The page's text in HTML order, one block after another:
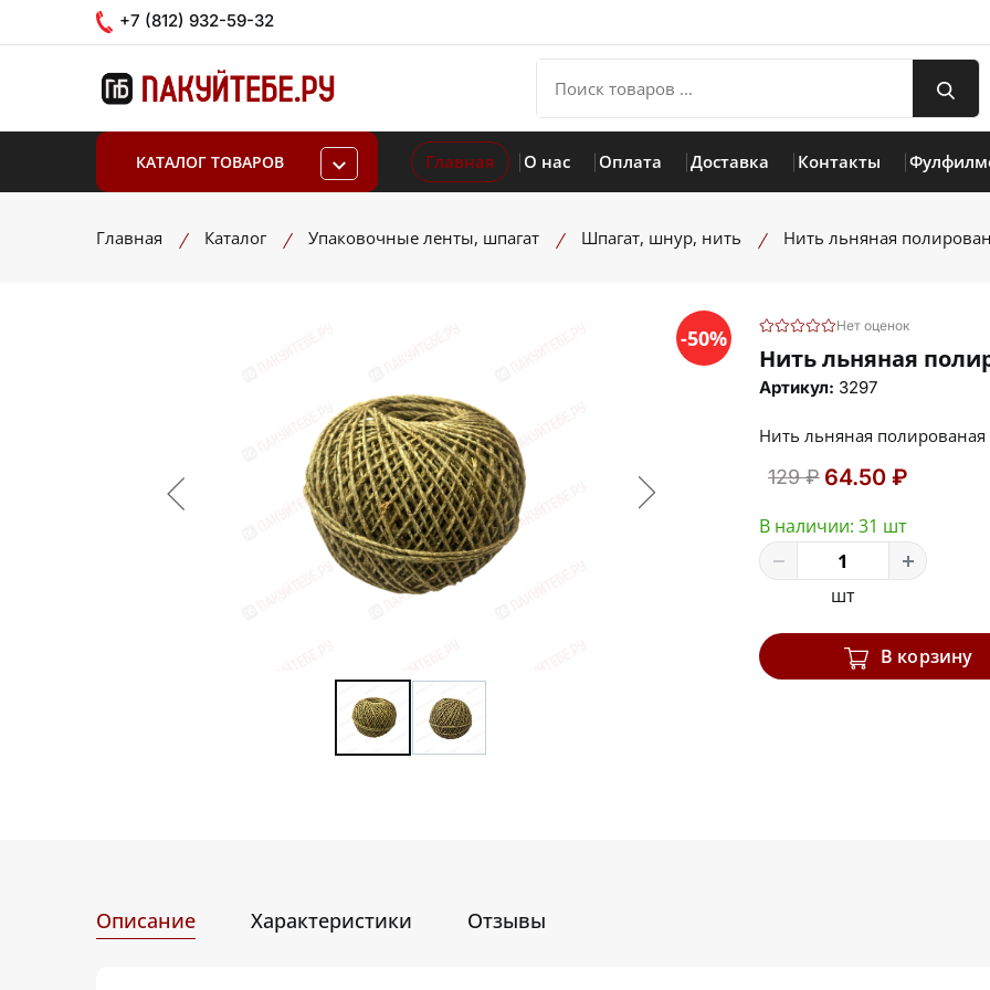
+7 (812) 932-59-32
КАТАЛОГ ТОВАРОВ Главная О нас Оплата Доставка Контакты
Главная Каталог Упаковочные ленты, шпагат Шпагат, шнур, нить Нить льняная
-50% Нет оценок
Нить льняная
Артикул: 3297
Нить льняная
129 ₽ 64.50 ₽
В наличии: 31 шт
шт
В корзину
Описание Характеристики Отзывы